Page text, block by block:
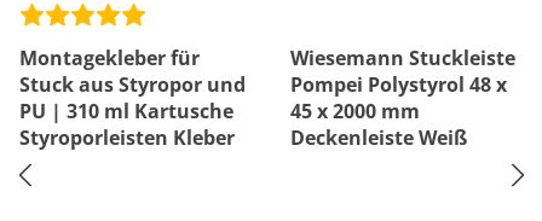
Montagekleber für
Stuck aus Styropor und
PU | 310 ml Kartusche
Styroporleisten Kleber
Wiesemann Stuckleiste
Pompei Polystyrol 48 x
45 x 2000 mm
Deckenleiste Weiß